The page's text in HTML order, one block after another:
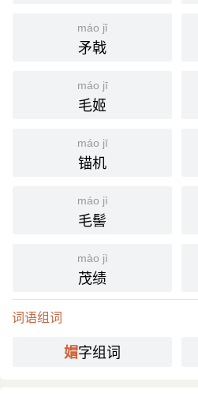
[ mào jí ]
《礼记·大学》：「人之有
máo jǐ
矛戟
máo jī
毛姬
máo jī
锚机
máo jì
毛髻
mào jì
茂绩
词语组词
媢字组词